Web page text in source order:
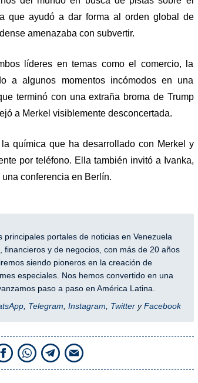
que ayudó a dar forma al orden global de
amenazaba con subvertir.
líderes en temas como el comercio, la
a algunos momentos incómodos en una
terminó con una extraña broma de Trump
a Merkel visiblemente desconcertada.
química que ha desarrollado con Merkel y
por teléfono. Ella también invitó a Ivanka,
conferencia en Berlín.
principales portales de noticias en Venezuela
financieros y de negocios, con más de 20 años
siendo pioneros en la creación de
especiales. Nos hemos convertido en una
paso a paso en América Latina.
, Telegram Instagram TwitteryFacebook